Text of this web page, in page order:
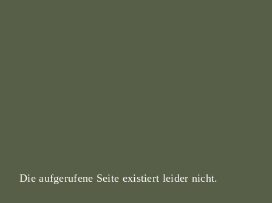
Die aufgerufene Seite existiert leider nicht.